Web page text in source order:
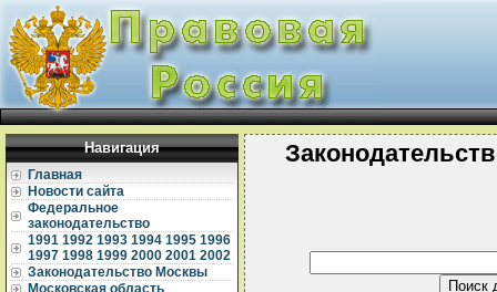
Навигация
Главная
Новости сайта
Федеральное
законодательство
1991 1992 1993 1994 1995 1996
1997 1998 1999 2000 2001 2002
Законодательство Москвы
Московская область